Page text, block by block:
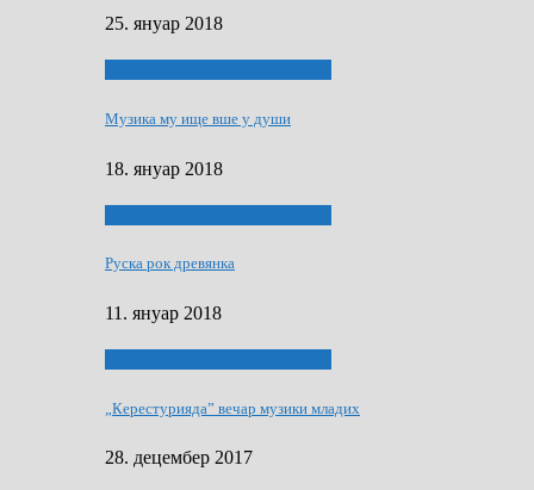
25. януар 2018
Музика му ище вше у души
18. януар 2018
Руска рок древянка
11. януар 2018
„Керестурияда” вечар музики младих
28. децембер 2017